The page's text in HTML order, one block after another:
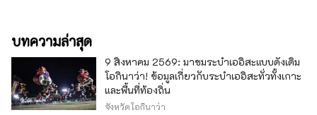
บทความล่าสุด
9 สิงหาคม 2569: มาชมระบำเออิสะแบบดั้งเดิม
โอกินาว่า! ข้อมูลเกี่ยวกับระบำเออิสะทั่วทั้งเกาะ
และพื้นที่ท้องถิ่น
จังหวัดโอกินาว่า